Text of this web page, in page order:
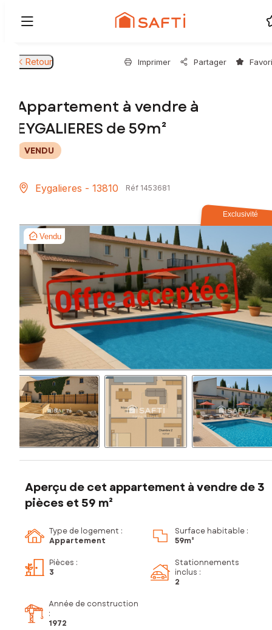
Retour Imprimer Partager
Appartement à vendre à
EYGALIERES de 59m²
VENDU
Eygalieres - 13810 Réf 1453681
Exclusivité
Vendu
Aperçu de cet appartement à vendre de 3
pièces et 59 m²
Type de logement :
Appartement
Surface habitable :
59m²
Pièces :
3
Stationnements
inclus :
2
Année de construction
:
1972